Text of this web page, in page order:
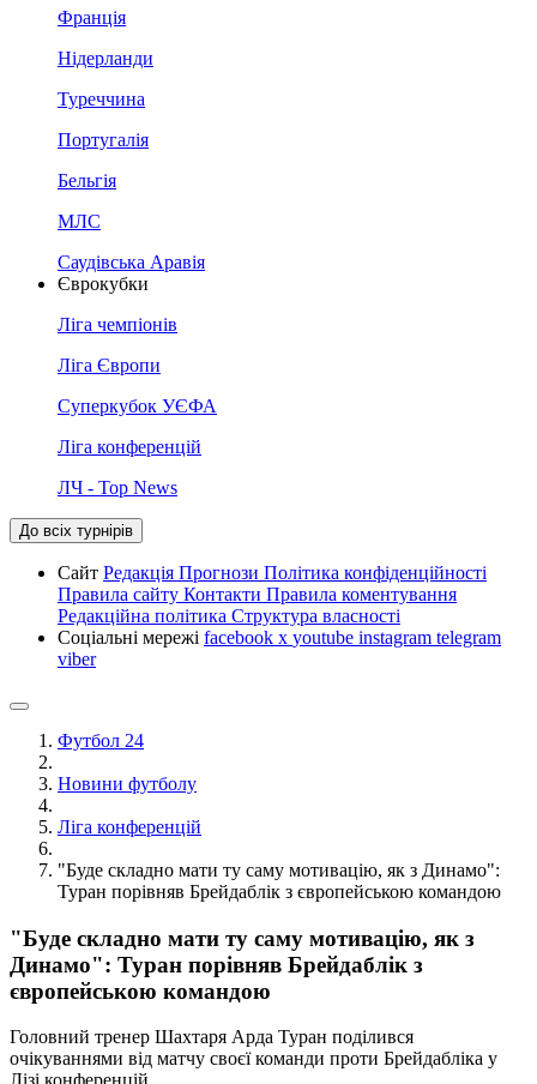
Франція
Нідерланди
Туреччина
Португалія
Бельгія
МЛС
Саудівська Аравія
Єврокубки
Ліга чемпіонів
Ліга Європи
Суперкубок УЄФА
Ліга конференцій
ЛЧ - Top News
До всіх турнірів
Сайт Редакція Прогнози Політика конфіденційності
Правила сайту Контакти Правила коментування
Редакційна політика Структура власності
Соціальні мережі facebook x youtube instagram telegram
viber
Футбол 24
Новини футболу
Ліга конференцій
"Буде складно мати ту саму мотивацію, як з Динамо":
Туран порівняв Брейдаблік з європейською командою
"Буде складно мати ту саму мотивацію, як з
Динамо": Туран порівняв Брейдаблік з
європейською командою
Головний тренер Шахтаря Арда Туран поділився
очікуваннями від матчу своєї команди проти Брейдабліка у